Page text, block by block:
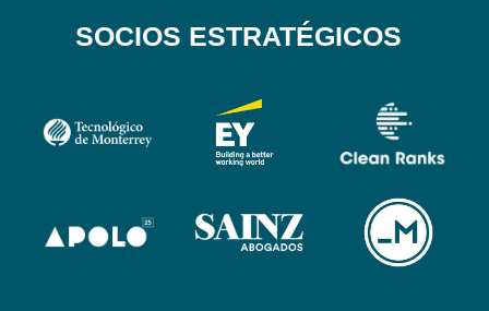
SOCIOS ESTRATÉGICOS